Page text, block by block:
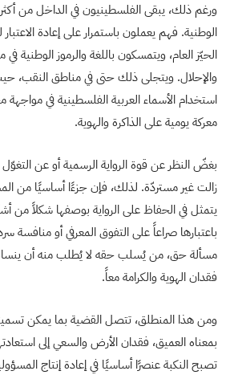
ورغم ذلك، يبقى الفلسطينيون في الداخل من
الوطنية. فهم يعملون باستمرار على إعادة
الحيّز العام، ويتمسكون باللغة والرموز
والإحلال. ويتجلى ذلك حتى في مناطق النقب،
استخدام الأسماء العربية الفلسطينية في مواجهة
معركة يومية على الذاكرة والهوية.
بغضّ النظر عن قوة الرواية الرسمية أو عن
زالت غير مستردّة. لذلك، فإن جزءًا أساسيًا من
يتمثل في الحفاظ على الرواية بوصفها شكلاً من
باعتبارها صراعاً على التفوق المعرفي أو منافسة
مسألة حق، من يُسلب حقه لا يُطلب منه أن
فقدان الهوية والكرامة معاً.
ومن هذا المنطلق، تتصل القضية بما يمكن
بمعناه العميق، فقدان الأرض والسعي إلى
تصبح النكبة عنصرًا أساسيًا في إعادة إنتاج